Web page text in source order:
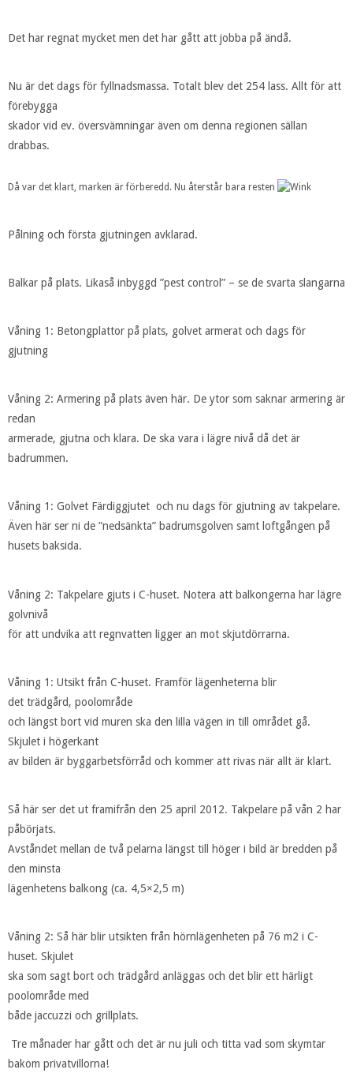
Det har regnat mycket men det har gått att jobba på ändå.
Nu är det dags för fyllnadsmassa. Totalt blev det 254 lass. Allt för att
förebygga
skador vid ev. översvämningar även om denna regionen sällan
drabbas.
Då var det klart, marken är förberedd. Nu återstår bara resten
Pålning och första gjutningen avklarad.
Balkar på plats. Likaså inbyggd ”pest control” – se de svarta slangarna
Våning 1: Betongplattor på plats, golvet armerat och dags för
gjutning
Våning 2: Armering på plats även här. De ytor som saknar armering är
redan
armerade, gjutna och klara. De ska vara i lägre nivå då det är
badrummen.
Våning 1: Golvet Färdiggjutet och nu dags för gjutning av takpelare.
Även här ser ni de ”nedsänkta” badrumsgolven samt loftgången på
husets baksida.
Våning 2: Takpelare gjuts i C-huset. Notera att balkongerna har lägre
golvnivå
för att undvika att regnvatten ligger an mot skjutdörrarna.
Våning 1: Utsikt från C-huset. Framför lägenheterna blir
det trädgård, poolområde
och längst bort vid muren ska den lilla vägen in till området gå.
Skjulet i högerkant
av bilden är byggarbetsförråd och kommer att rivas när allt är klart.
Så här ser det ut framifrån den 25 april 2012. Takpelare på vån 2 har
påbörjats.
Avståndet mellan de två pelarna längst till höger i bild är bredden på
den minsta
lägenhetens balkong (ca. 4,5×2,5 m)
Våning 2: Så här blir utsikten från hörnlägenheten på 76 m2 i C-
huset. Skjulet
ska som sagt bort och trädgård anläggas och det blir ett härligt
poolområde med
både jaccuzzi och grillplats.
Tre månader har gått och det är nu juli och titta vad som skymtar
bakom privatvillorna!